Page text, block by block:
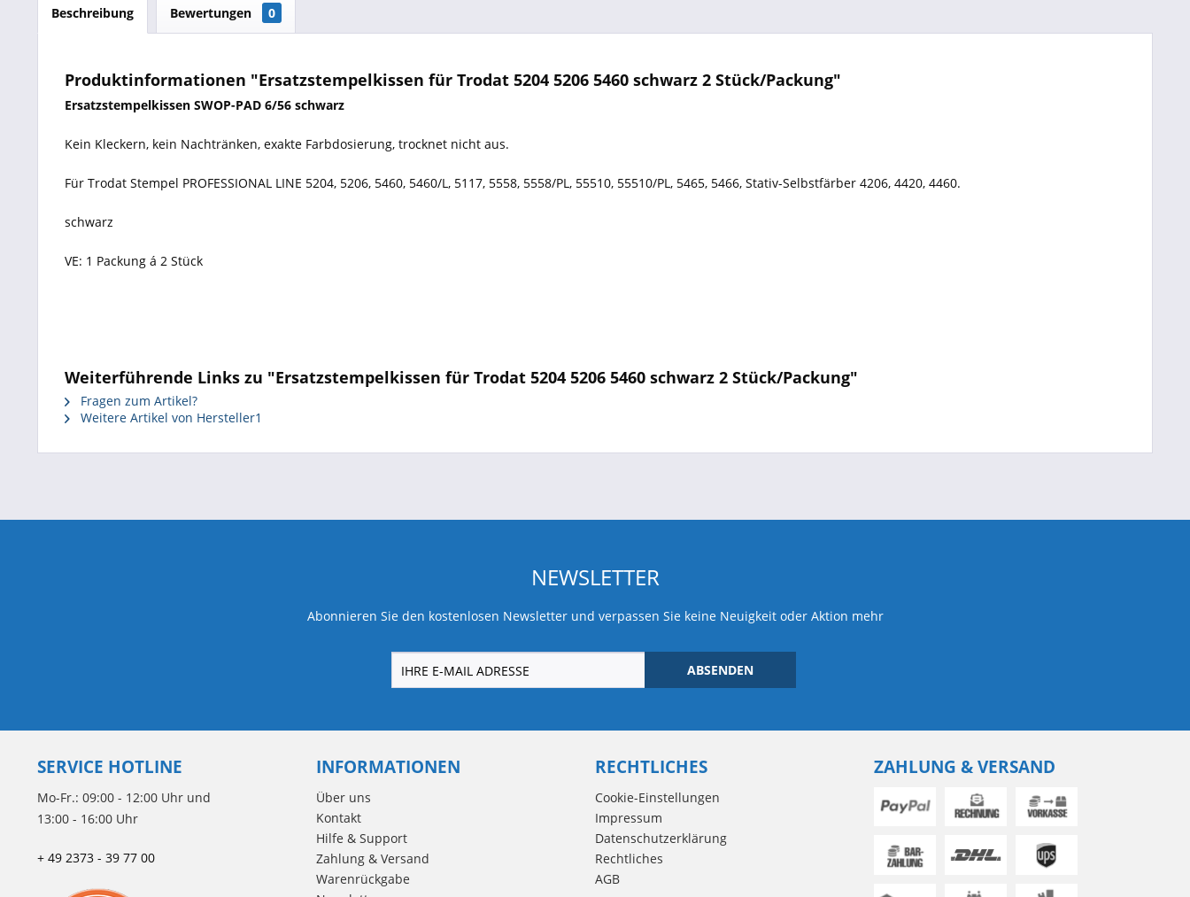
Beschreibung Bewertungen 0
Produktinformationen "Ersatzstempelkissen für Trodat 5204 5206 5460 schwarz 2 Stück/Packung"
Ersatzstempelkissen SWOP-PAD 6/56 schwarz
Kein Kleckern, kein Nachtränken, exakte Farbdosierung, trocknet nicht aus.
Für Trodat Stempel PROFESSIONAL LINE 5204, 5206, 5460, 5460/L, 5117, 5558, 5558/PL, 55510, 55510/PL, 5465, 5466, Stativ-Selbstfärber 4206, 4420, 4460.
schwarz
VE: 1 Packung á 2 Stück
Weiterführende Links zu "Ersatzstempelkissen für Trodat 5204 5206 5460 schwarz 2 Stück/Packung"
Fragen zum Artikel?
Weitere Artikel von Hersteller1
NEWSLETTER
Abonnieren Sie den kostenlosen Newsletter und verpassen Sie keine Neuigkeit oder Aktion mehr
ABSENDEN
SERVICE HOTLINE
Mo-Fr.: 09:00 - 12:00 Uhr und
13:00 - 16:00 Uhr
+ 49 2373 - 39 77 00
INFORMATIONEN
Über uns
Kontakt
Hilfe & Support
Zahlung & Versand
Warenrückgabe
RECHTLICHES
Cookie-Einstellungen
Impressum
Datenschutzerklärung
Rechtliches
AGB
ZAHLUNG & VERSAND